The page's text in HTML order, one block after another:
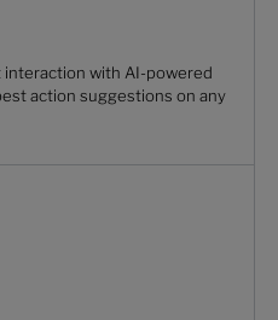
with AI-powered
action suggestions on any